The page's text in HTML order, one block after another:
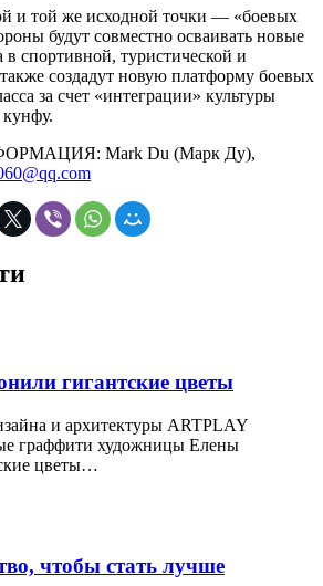
и той же исходной точки — «боевых
будут совместно осваивать новые
в спортивной, туристической и
создадут новую платформу боевых
за счет «интеграции» культуры
Mark Du (Марк Ду),
гигантские цветы
и архитектуры ARTPLAY
граффити художницы Елены
цветы…
чтобы стать лучше